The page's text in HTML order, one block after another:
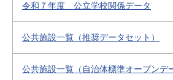
令和７年度 公立学校関係データ
公共施設一覧（推奨データセット）
公共施設一覧（自治体標準オープンデ